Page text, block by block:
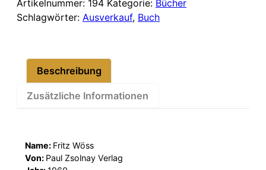
Kopf
Menge
Artikelnummer: 194 Kategorie: Bücher
Schlagwörter: Ausverkauf, Buch
Beschreibung
Zusätzliche Informationen
Name: Fritz Wöss
Von: Paul Zsolnay Verlag